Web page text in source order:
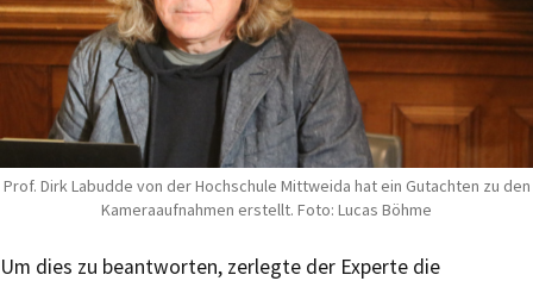
Prof. Dirk Labudde von der Hochschule Mittweida hat ein Gutachten zu den
Kameraaufnahmen erstellt. Foto: Lucas Böhme
Um dies zu beantworten, zerlegte der Experte die